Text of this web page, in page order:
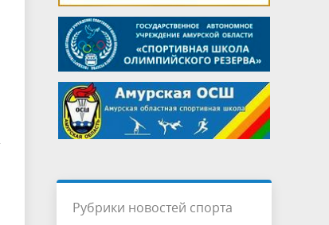
Рубрики новостей спорта